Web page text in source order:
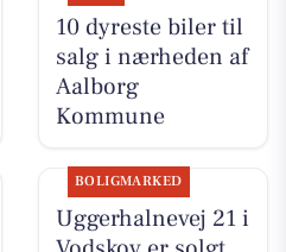
10 dyreste biler til
salg i nærheden af
Aalborg
Kommune
BOLIGMARKED
Uggerhalnevej 21 i